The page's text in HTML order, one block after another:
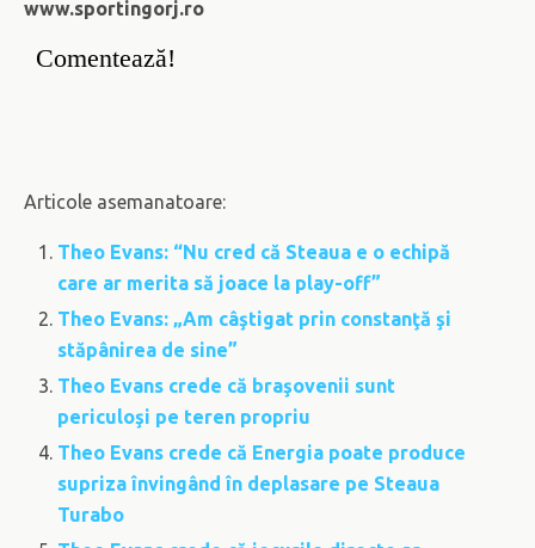
www.sportingorj.ro
Comentează!
Articole asemanatoare:
Theo Evans: “Nu cred că Steaua e o echipă
care ar merita să joace la play-off”
Theo Evans: „Am câştigat prin constanţă şi
stăpânirea de sine”
Theo Evans crede că braşovenii sunt
periculoşi pe teren propriu
Theo Evans crede că Energia poate produce
supriza învingând în deplasare pe Steaua
Turabo